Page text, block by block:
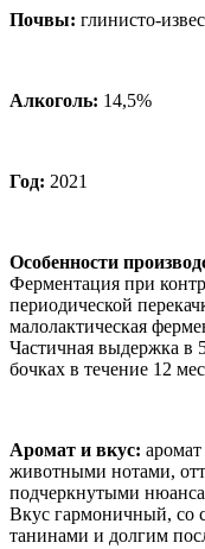
Почвы: глинисто-
Алкоголь: 14,5%
Год: 2021
Особенности
Ферментация при
периодической
малолактическая
Частичная выдержка в
бочках в течение 12
Аромат и вкус:
животными нотами,
подчеркнутыми
Вкус гармоничный, со
танинами и долгим